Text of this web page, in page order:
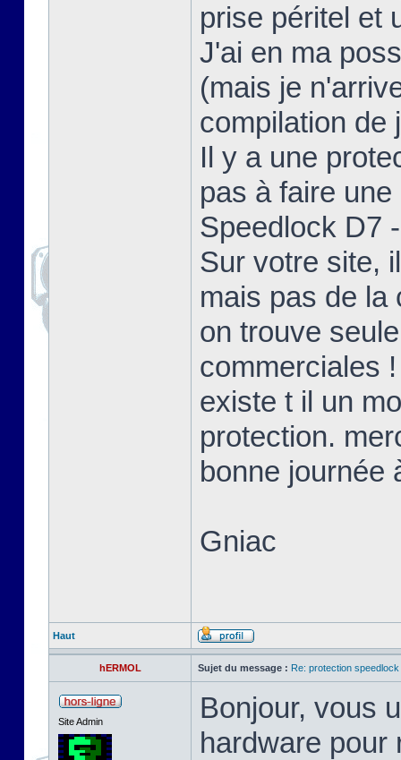
prise péritel et
J'ai en ma
(mais je
compilation de
Il y a une
pas à faire
Speedlock D7
Sur votre site,
mais pas de la
on trouve
commerciales !
existe t il un
protection.
bonne journée
Gniac
Haut
hERMOL Sujet du message : Re: protection
Site Admin
Bonjour, vous
hardware pour